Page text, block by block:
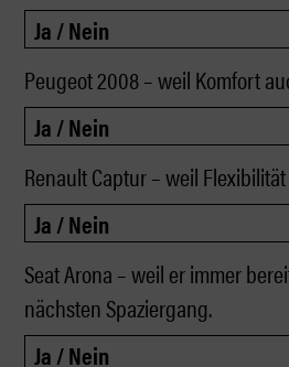
Peugeot 2008 – weil Komfort
Renault Captur – weil
Seat Arona – weil er immer
nächsten Spaziergang.